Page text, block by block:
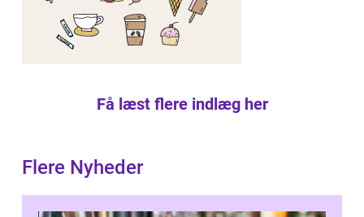
Få læst flere indlæg her
Flere Nyheder